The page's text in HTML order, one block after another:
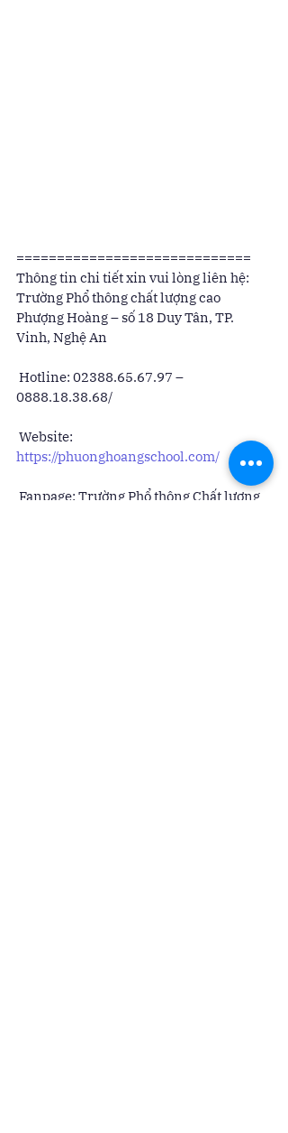
=============================
Thông tin chi tiết xin vui lòng liên hệ:
Trường Phổ thông chất lượng cao
Phượng Hoàng – số 18 Duy Tân, TP.
Vinh, Nghệ An
0888.18.38.68/
Website:
https://phuonghoangschool.com/